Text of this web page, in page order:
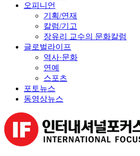
오피니언
기획/연재
칼럼/기고
장유리 교수의 문화칼럼
글로벌라이프
역사·문화
연예
스포츠
포토뉴스
동영상뉴스